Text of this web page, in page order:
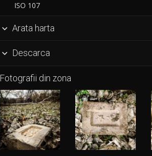
ISO 107
 Arata harta
 Descarca
Fotografii din zona